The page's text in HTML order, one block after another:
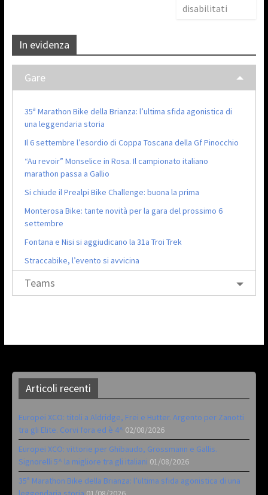
disabilitati
In evidenza
Gare
35ª Marathon Bike della Brianza: l’ultima sfida agonistica di
una leggendaria storia
Il 6 settembre l’esordio di Coppa Toscana della Gf Pinocchio
“Au revoir” Monselice in Rosa. Il campionato italiano
marathon passa a Gallio
Si chiude il Prealpi Bike Challenge: buona la prima
Monterosa Bike: tante novità per la gara del prossimo 6
settembre
Fontana e Nisi si aggiudicano la 31a Troi Trek
Straccabike, l’evento si avvicina
Teams
Articoli recenti
Europei XCO: titoli a Aldridge, Frei e Hutter. Argento per Zanotti
tra gli Elite. Corvi fora ed è 4^ 02/08/2026
Europei XCO: vittorie per Ghibaudo, Grossmann e Gallis.
Signorelli 5^ la migliore tra gli italiani 01/08/2026
35ª Marathon Bike della Brianza: l’ultima sfida agonistica di una